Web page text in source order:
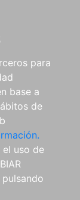
para
base a
de
uso de
pulsando